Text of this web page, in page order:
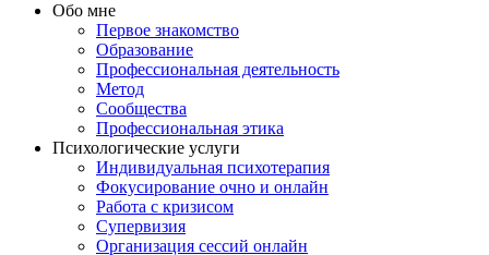
Обо мне
Первое знакомство
Образование
Профессиональная деятельность
Метод
Сообщества
Профессиональная этика
Психологические услуги
Индивидуальная психотерапия
Фокусирование очно и онлайн
Работа с кризисом
Супервизия
Организация сессий онлайн